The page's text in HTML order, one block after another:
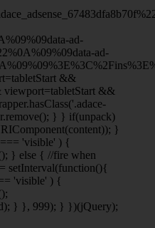
ad-
ad-
=tabletStart &&
viewport=tabletStart &&
} } if(unpack)
}
'visible' ) {
} else { //fire when
setInterval(function(){
'visible' ) {
} }, 999); } })(jQuery);